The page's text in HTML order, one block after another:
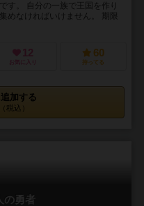
す。 自分の一族で王国を作り
めなければいけません。 期限
12
お気に入り
60
持ってる
加する
税込）
の勇者